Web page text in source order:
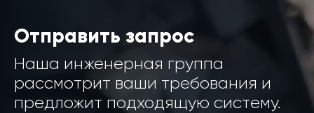
Отправить запрос
Наша инженерная группа
рассмотрит ваши требования и
предложит подходящую систему.